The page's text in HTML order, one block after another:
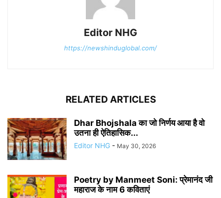
Editor NHG
https://newshinduglobal.com/
RELATED ARTICLES
Dhar Bhojshala का जो निर्णय आया है वो
उतना ही ऐतिहासिक...
Editor NHG - May 30, 2026
Poetry by Manmeet Soni: प्रेमानंद जी
महाराज के नाम 6 कविताएं